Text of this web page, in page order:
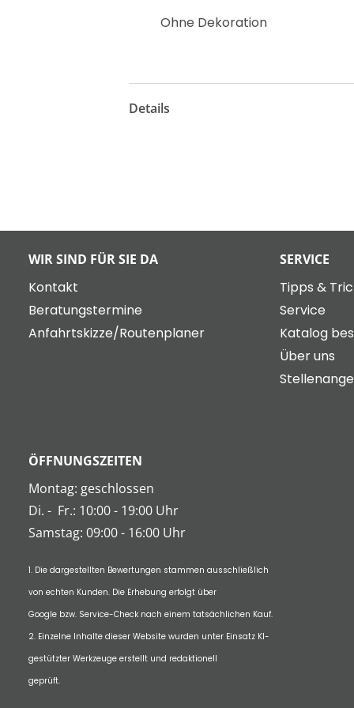
Ohne Dekoration
Details
WIR SIND FÜR SIE DA
Kontakt
Beratungstermine
Anfahrtskizze/Routenplaner
SERVICE
Tipps &
Service
Katalog
Über uns
ÖFFNUNGSZEITEN
Montag: geschlossen
Di. - Fr.: 10:00 - 19:00 Uhr
Samstag: 09:00 - 16:00 Uhr
1. Die dargestellten Bewertungen stammen ausschließlich
von echten Kunden. Die Erhebung erfolgt über
Google bzw. Service-Check nach einem tatsächlichen Kauf.
2. Einzelne Inhalte dieser Website wurden unter Einsatz KI-
gestützter Werkzeuge erstellt und redaktionell
geprüft.